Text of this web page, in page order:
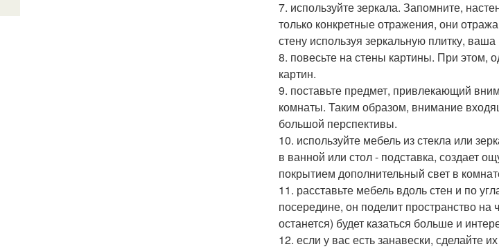
7. используйте зеркала. Запомните,
только конкретные отражения, они
стену используя зеркальную плитку,
8. повесьте на стены картины. При этом,
картин.
9. поставьте предмет, привлекающий
комнаты. Таким образом, внимание
большой перспективы.
10. используйте мебель из стекла или
в ванной или стол - подставка, создает
покрытием дополнительный свет в
11. расставьте мебель вдоль стен и по
посередине, он поделит пространство
останется) будет казаться больше и
12. если у вас есть занавески, сделайте